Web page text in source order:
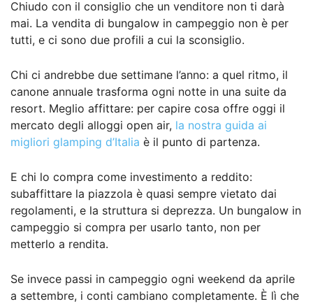
Chiudo con il consiglio che un venditore non ti darà
mai. La vendita di bungalow in campeggio non è per
tutti, e ci sono due profili a cui la sconsiglio.
Chi ci andrebbe due settimane l’anno: a quel ritmo, il
canone annuale trasforma ogni notte in una suite da
resort. Meglio affittare: per capire cosa offre oggi il
mercato degli alloggi open air, la nostra guida ai
migliori glamping d’Italia è il punto di partenza.
E chi lo compra come investimento a reddito:
subaffittare la piazzola è quasi sempre vietato dai
regolamenti, e la struttura si deprezza. Un bungalow in
campeggio si compra per usarlo tanto, non per
metterlo a rendita.
Se invece passi in campeggio ogni weekend da aprile
a settembre, i conti cambiano completamente. È lì che